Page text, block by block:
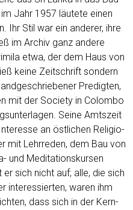
Jahr 1957 läu­te­te einen
Ihr Stil war ein ande­rer, ihre
im Archiv ganz ande­re
etwa, der dem Haus von
kei­ne Zeit­schrift son­dern
Pre­dig­ten,
mit der Socie­ty in Colom­bo
Sei­ne Amts­zeit
an öst­li­chen Reli­gio­
mit Lehr­re­den, dem Bau von
und Medi­ta­ti­ons­kur­sen
sich nicht auf; alle, die sich
inter­es­sier­ten, waren ihm
dass sich in der Kern­